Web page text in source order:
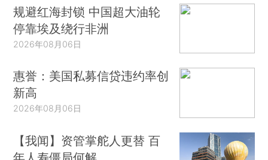
规避红海封锁 中国超大油轮
停靠埃及绕行非洲
2026年08月06日
惠誉：美国私募信贷违约率创
新高
2026年08月06日
【我闻】资管掌舵人更替 百